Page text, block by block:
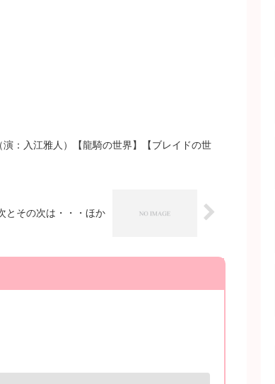
：入江雅人）【龍騎の世界】【ブレイドの世
とその次は・・・ほか